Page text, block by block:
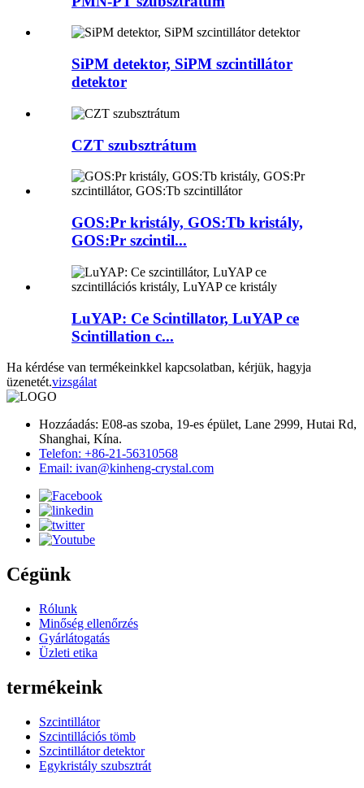
SiPM detektor, SiPM szcintillátor
detektor
CZT szubsztrátum
GOS:Pr kristály, GOS:Tb kristály,
GOS:Pr szcintil...
LuYAP: Ce Scintillator, LuYAP ce
Scintillation c...
Ha kérdése van termékeinkkel kapcsolatban, kérjük, hagyja
üzenetét.vizsgálat
Hozzáadás: E08-as szoba, 19-es épület, Lane 2999, Hutai Rd,
Shanghai, Kína.
Telefon: +86-21-56310568
Email: ivan@kinheng-crystal.com
Cégünk
Rólunk
Minőség ellenőrzés
Gyárlátogatás
Üzleti etika
termékeink
Szcintillátor
Szcintillációs tömb
Szcintillátor detektor
Egykristály szubsztrát